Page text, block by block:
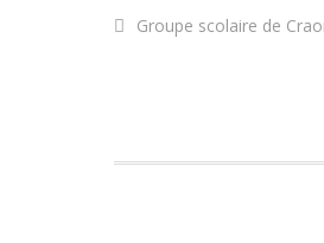
Groupe scolaire de